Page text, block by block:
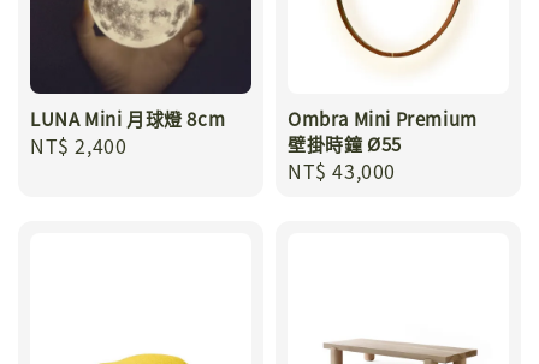
LUNA Mini 月球燈 8cm
Regular
NT$ 2,400
Ombra Mini Premium
壁掛時鐘 Ø55
Regular
NT$ 43,000